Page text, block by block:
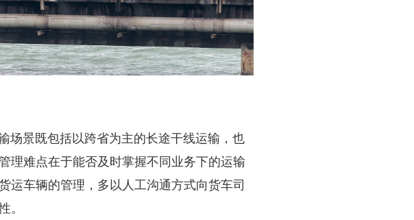
景既包括以跨省为主的长途干线运输，也
理难点在于能否及时掌握不同业务下的运输
运车辆的管理，多以人工沟通方式向货车司
。